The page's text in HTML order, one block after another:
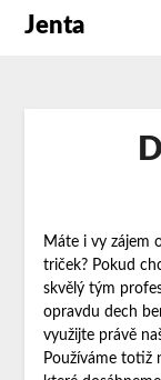
Jenta
Máte i vy zájem
triček? Pokud
skvělý tým
opravdu dech
využijte právě
Používáme totiž